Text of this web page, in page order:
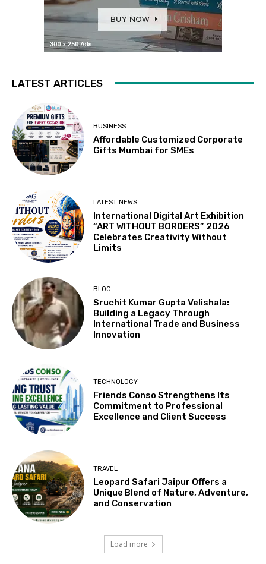
LATEST ARTICLES
BUSINESS
Affordable Customized Corporate
Gifts Mumbai for SMEs
LATEST NEWS
International Digital Art Exhibition
“ART WITHOUT BORDERS” 2026
Celebrates Creativity Without
Limits
BLOG
Sruchit Kumar Gupta Velishala:
Building a Legacy Through
International Trade and Business
Innovation
TECHNOLOGY
Friends Conso Strengthens Its
Commitment to Professional
Excellence and Client Success
TRAVEL
Leopard Safari Jaipur Offers a
Unique Blend of Nature, Adventure,
and Conservation
Load more